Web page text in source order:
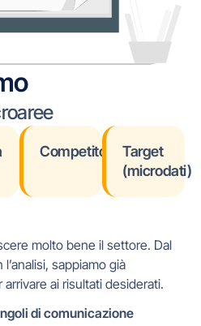
Competitor
Target
(microdati)
molto bene il settore. Dal
sappiamo già
ai risultati desiderati.
di comunicazione